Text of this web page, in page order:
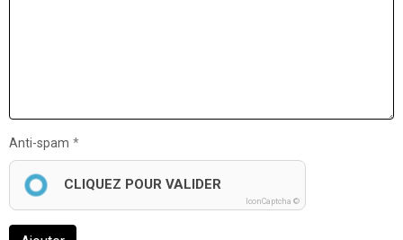
Anti-spam
CLIQUEZ POUR VALIDER
IconCaptcha ©